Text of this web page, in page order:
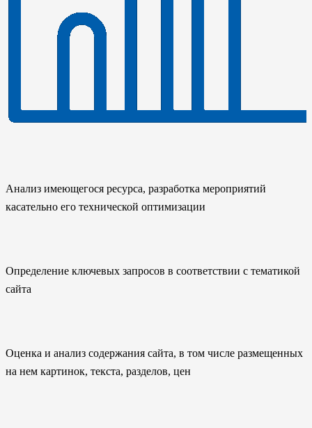
Анализ имеющегося ресурса, разработка мероприятий
касательно его технической оптимизации
Определение ключевых запросов в соответствии с тематикой
сайта
Оценка и анализ содержания сайта, в том числе размещенных
на нем картинок, текста, разделов, цен